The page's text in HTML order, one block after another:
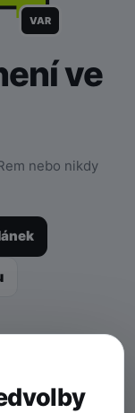
VAR
ve
nebo nikdy